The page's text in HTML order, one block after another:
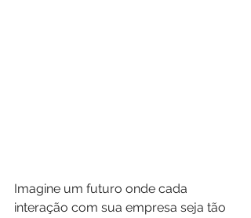
Imagine um futuro onde cada
interação com sua empresa seja tão